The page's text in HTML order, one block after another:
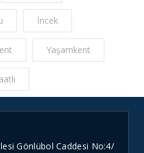
İncek
Yaşamkent
Gönlübol Caddesi No:4/